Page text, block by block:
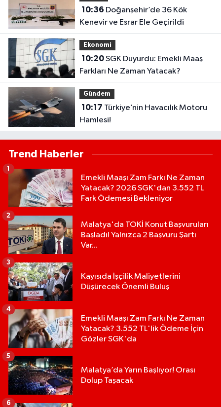
10:36
Kenevir ve Esrar Ele Geçirildi
Ekonomi
10:20SGK Duyurdu: Emekli Maaş
Farkları Ne Zaman Yatacak?
Gündem
10:17
Hamlesi!
Trend Haberler
Emekli Maaşı Zam Farkı Ne Zaman
Yatacak? 2026 SGK'dan 3.552 TL
Fark Ödemesi Bekleniyor
1
Malatya'da TOKİ Konut Başvuruları
Başladı! Yalnızca 2 Başvuru Şartı
Var...
2
Kayısıda İşçilik Maliyetlerini
Düşürecek Önemli Buluş
3
Emekli Maaşı Zam Farkı Ne Zaman
Yatacak? 3.552 TL'lik Ödeme İçin
Gözler SGK'da
4
Malatya’da Yarın Başlıyor! Orası
Dolup Taşacak
5
6